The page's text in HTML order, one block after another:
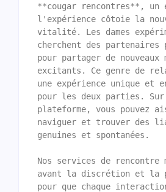
**cougar rencontres**, un
l'expérience côtoie la
vitalité. Les dames
cherchent des partenaires
pour partager de nouveaux
excitants. Ce genre de
une expérience unique et
pour les deux parties.
plateforme, vous pouvez
naviguer et trouver des
genuines et spontanées.
Nos services de rencontre
avant la discrétion et la
pour que chaque